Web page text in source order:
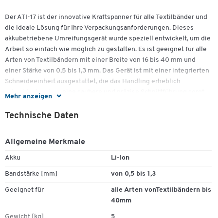
Mehr anzeigen
Der ATI-17 ist der innovative Kraftspanner für alle Textilbänder und
die ideale Lösung für Ihre Verpackungsanforderungen. Dieses
akkubetriebene Umreifungsgerät wurde speziell entwickelt, um die
Arbeit so einfach wie möglich zu gestalten. Es ist geeignet für alle
Arten von Textilbändern mit einer Breite von 16 bis 40 mm und
einer Stärke von 0,5 bis 1,3 mm. Das Gerät ist mit einer integrierten
Schneideeinheit ausgestattet, die das Handling erheblich
erleichtert und für eine saubere und präzise Schnittführung sorgt.
Das leistungsstarke ATI-17 Akku-Umreifungsgerät ermöglicht eine
wodurch Sie die Spannung perfekt auf Ihre Bedürfnisse abstimmen
können. So wird jede Umreifung fehlerfrei und sorgt für optimale
sind Sie nicht mehr auf Druckluftschläuche angewiesen und
können flexibel überall arbeiten.
Bedienerfreundlichkeit. Das Gerät ist einfach zu handhaben und
Technische Daten
Allgemeine Merkmale
Akku Li-Ion
Bandstärke [mm] von 0,5 bis 1,3
Geeignet für
alle Arten vonTextilbändern bis
40mm